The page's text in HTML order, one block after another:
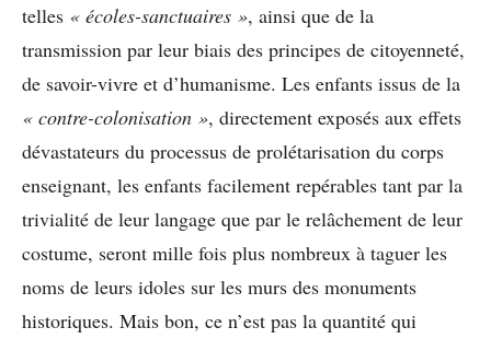
telles « écoles-sanctuaires », ainsi que de la
transmission par leur biais des principes de citoyenneté,
de savoir-vivre et d’humanisme. Les enfants issus de la
« contre-colonisation », directement exposés aux effets
dévastateurs du processus de prolétarisation du corps
enseignant, les enfants facilement repérables tant par la
trivialité de leur langage que par le relâchement de leur
costume, seront mille fois plus nombreux à taguer les
noms de leurs idoles sur les murs des monuments
historiques. Mais bon, ce n’est pas la quantité qui